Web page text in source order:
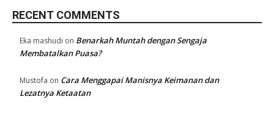
RECENT COMMENTS
Eka mashudi on Benarkah Muntah dengan Sengaja
Membatalkan Puasa?
Mustofa on Cara Menggapai Manisnya Keimanan dan
Lezatnya Ketaatan